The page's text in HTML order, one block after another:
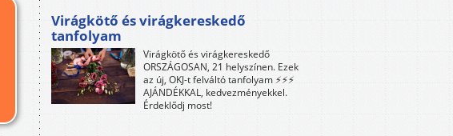
Virágkötő és virágkereskedő
tanfolyam
Virágkötő és virágkereskedő
ORSZÁGOSAN, 21 helyszínen. Ezek
az új, OKJ-t felváltó tanfolyam ⚡⚡⚡
AJÁNDÉKKAL, kedvezményekkel.
Érdeklődj most!